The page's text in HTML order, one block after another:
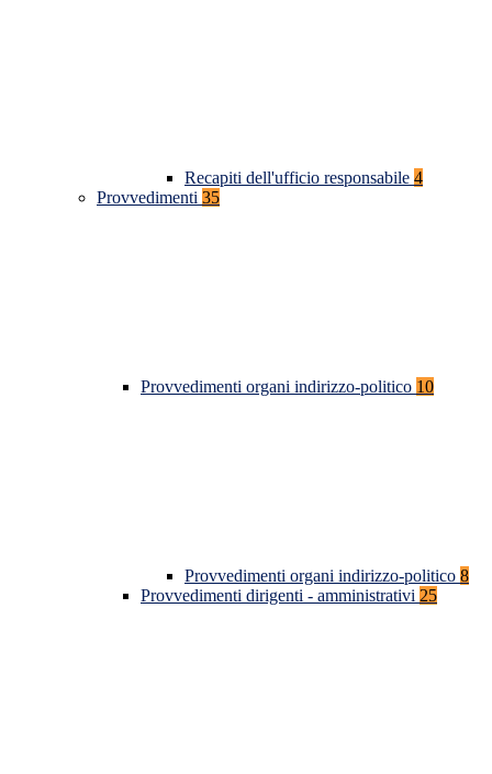
Recapiti dell'ufficio responsabile 4
Provvedimenti 35
Provvedimenti organi indirizzo-politico 10
Provvedimenti organi indirizzo-politico 8
Provvedimenti dirigenti - amministrativi 25